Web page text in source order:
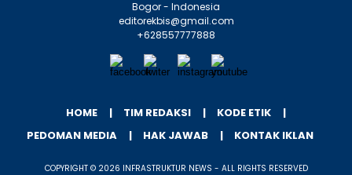
Bogor - Indonesia
editorekbis@gmail.com
+628557777888
HOME TIM REDAKSI
KODE ETIK
PEDOMAN MEDIA
HAK JAWAB KONTAK IKLAN
COPYRIGHT © 2026 INFRASTRUKTUR NEWS - ALL RIGHTS RESERVED